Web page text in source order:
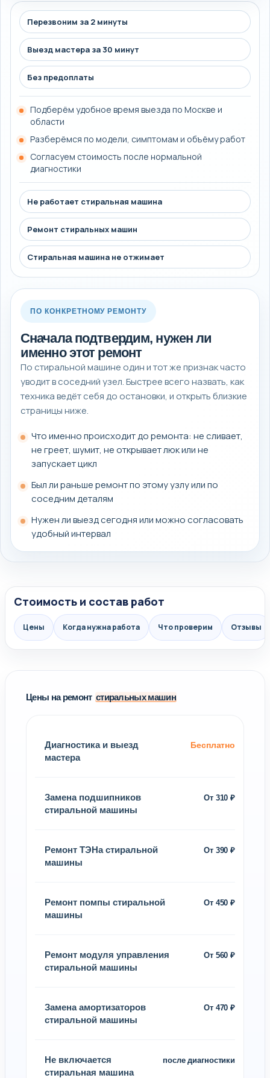
Перезвоним за 2 минуты
Выезд мастера за 30 минут
Без предоплаты
Подберём удобное время выезда по Москве и
области
Разберёмся по модели, симптомам и объёму работ
Согласуем стоимость после нормальной
диагностики
Не работает стиральная машина
Ремонт стиральных машин
Стиральная машина не отжимает
ПО КОНКРЕТНОМУ РЕМОНТУ
Сначала подтвердим, нужен ли
именно этот ремонт
По стиральной машине один и тот же признак часто
уводит в соседний узел. Быстрее всего назвать, как
техника ведёт себя до остановки, и открыть близкие
страницы ниже.
Что именно происходит до ремонта: не сливает,
не греет, шумит, не открывает люк или не
запускает цикл
Был ли раньше ремонт по этому узлу или по
соседним деталям
Нужен ли выезд сегодня или можно согласовать
удобный интервал
Стоимость и состав работ
Цены Когда нужна работа Что проверим Отзывы
Цены на ремонт стиральных машин
Диагностика и выезд
мастера
Бесплатно
Замена подшипников
стиральной машины
От 310 ₽
Ремонт ТЭНа стиральной
машины
От 390 ₽
Ремонт помпы стиральной
машины
От 450 ₽
Ремонт модуля управления
стиральной машины
От 560 ₽
Замена амортизаторов
стиральной машины
От 470 ₽
Не включается
стиральная машина
после диагностики